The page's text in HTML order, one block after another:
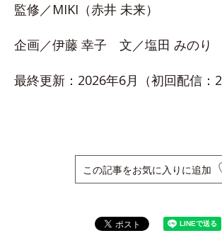
監修／MIKI（赤井 未来）
企画／伊藤 幸子 文／塩田 みのり
最終更新：2026年6月（初回配信：
この記事をお気に入りに追加